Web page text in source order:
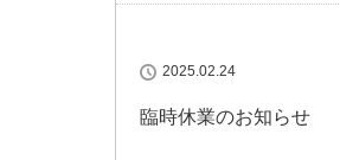
2025.02.24
臨時休業のお知らせ